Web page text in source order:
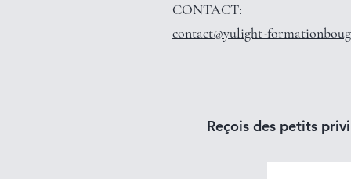
CONTACT:
contact@yulight-
Reçois des petits